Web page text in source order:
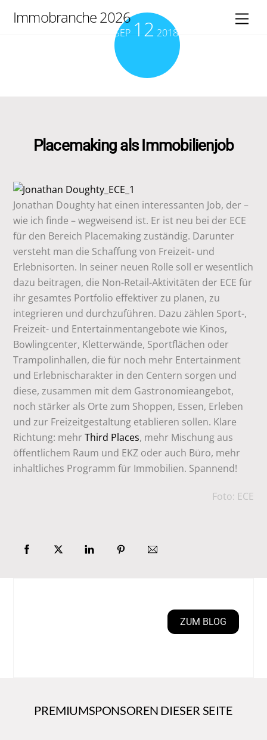
Immobranche 2026
SEP 12 2018
Placemaking als Immobilienjob
Jonathan Doughty hat einen interessanten Job, der –
wie ich finde – wegweisend ist. Er ist neu bei der ECE
für den Bereich Placemaking zuständig. Darunter
versteht man die Schaffung von Freizeit- und
Erlebnisorten. In seiner neuen Rolle soll er wesentlich
dazu beitragen, die Non-Retail-Aktivitäten der ECE für
ihr gesamtes Portfolio effektiver zu planen, zu
integrieren und durchzuführen. Dazu zählen Sport-,
Freizeit- und Entertainmentangebote wie Kinos,
Bowlingcenter, Kletterwände, Sportflächen oder
Trampolinhallen, die für noch mehr Entertainment
und Erlebnischarakter in den Centern sorgen und
diese, zusammen mit dem Gastronomieangebot,
noch stärker als Orte zum Shoppen, Essen, Erleben
und zur Freizeitgestaltung etablieren sollen. Klare
Richtung: mehrThird Places, mehr Mischung aus
öffentlichem Raum und EKZ oder auch Büro, mehr
inhaltliches Programm für Immobilien. Spannend!
Foto: ECE
ZUM BLOG
PREMIUMSPONSOREN DIESER SEITE